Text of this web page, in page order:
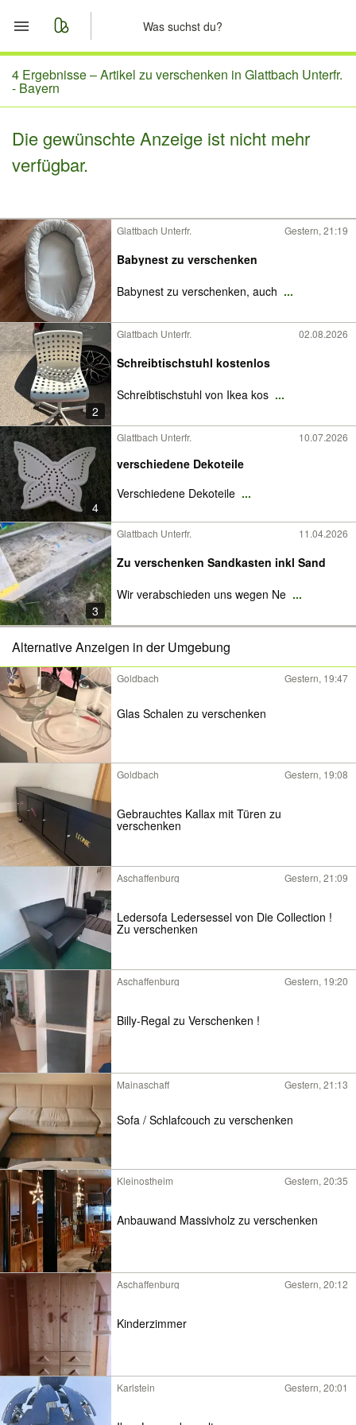
Start
Merkliste
Nachrichten
4 Ergebnisse –Artikel zu verschenken in Glattbach Unterfr.
- Bayern
Die gewünschte Anzeige ist nicht mehr
verfügbar.
Glattbach Unterfr. Gestern, 21:19
Babynest zu verschenken
Babynest zu verschenken, auch ...
2
Glattbach Unterfr. 02.08.2026
Schreibtischstuhl kostenlos
Schreibtischstuhl von Ikea kos ...
4
Glattbach Unterfr. 10.07.2026
verschiedene Dekoteile
Verschiedene Dekoteile ...
3
Glattbach Unterfr. 11.04.2026
Zu verschenken Sandkasten inkl Sand
Wir verabschieden uns wegen Ne ...
Alternative Anzeigen in der Umgebung
Goldbach Gestern, 19:47
Glas Schalen zu verschenken
Goldbach Gestern, 19:08
Gebrauchtes Kallax mit Türen zu
verschenken
Aschaffenburg Gestern, 21:09
Ledersofa Ledersessel von Die Collection !
Zu verschenken
Aschaffenburg Gestern, 19:20
Billy-Regal zu Verschenken !
Mainaschaff Gestern, 21:13
Sofa / Schlafcouch zu verschenken
Kleinostheim Gestern, 20:35
Anbauwand Massivholz zu verschenken
Aschaffenburg Gestern, 20:12
Kinderzimmer
Karlstein Gestern, 20:01